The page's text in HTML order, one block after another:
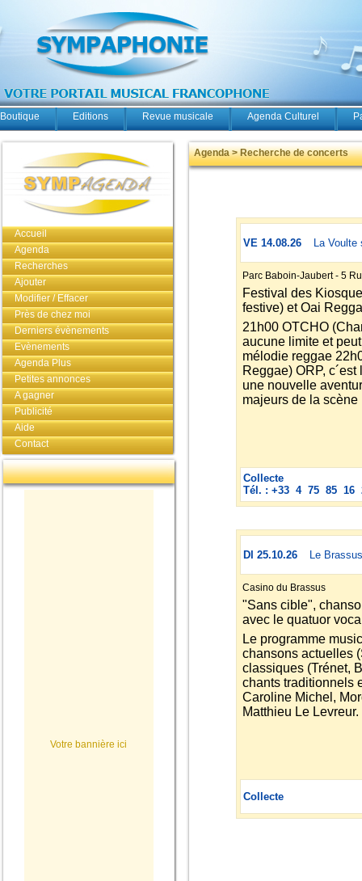
Boutique Editions Revue musicale Agenda Culturel
Accueil
Agenda
Recherches
Ajouter
Modifier / Effacer
Près de chez moi
Derniers évènements
Evènements
Agenda Plus
Petites annonces
A gagner
Publicité
Aide
Contact
Votre bannière ici
Agenda > Recherche de concerts
VE 14.08.26 La Voulte
Parc Baboin-Jaubert - 5
Festival des
festive) et Oai
21h00 OTCHO
aucune limite et
mélodie reggae
Reggae) ORP,
une nouvelle
majeurs de la
Collecte
Tél. : +33 4 75 85 16
DI 25.10.26 Le Brassus
Casino du Brassus
"Sans cible",
avec le quatuor
Le programme
chansons actuelles
classiques (Trénet,
chants traditionnels
Caroline Michel,
Matthieu Le Levreur.
Collecte